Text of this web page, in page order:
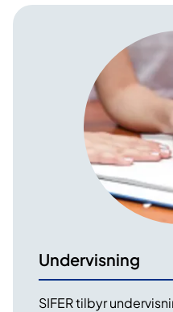
Undervisning
SIFER tilbyr